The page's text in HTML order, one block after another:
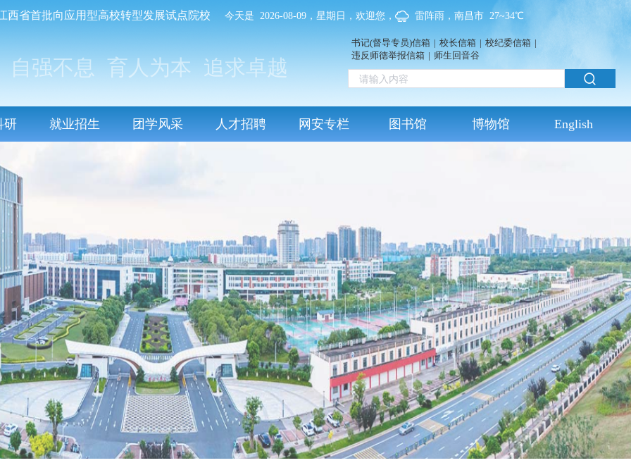
西省首批向应用型高校转型发展试点院校 今天是 2026-08-09，星期日，欢迎您， 雷阵雨，南昌市 27~34℃
自强不息 育人为本 追求卓越
书记(督导专员)信箱 | 校长信箱 | 校纪委信箱 |
违反师德举报信箱 | 师生回音谷
研 就业招生 团学风采 人才招聘 网安专栏 图书馆 博物馆 English